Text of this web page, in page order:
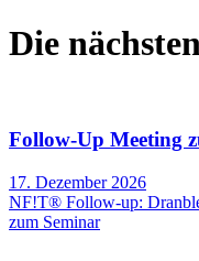
Die
Follow-Up Meeting
17. Dezember 2026
NF!T® Follow-up:
zum Seminar